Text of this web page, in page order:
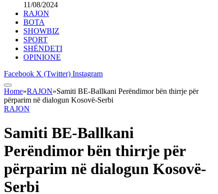
11/08/2024
RAJON
BOTA
SHOWBIZ
SPORT
SHËNDETI
OPINIONE
Facebook X (Twitter) Instagram
Home»RAJON»Samiti BE-Ballkani Perëndimor bën thirrje për
përparim në dialogun Kosovë-Serbi
RAJON
Samiti BE-Ballkani
Perëndimor bën thirrje për
përparim në dialogun Kosovë-
Serbi